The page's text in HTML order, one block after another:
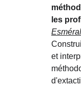
les
et